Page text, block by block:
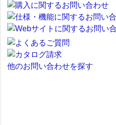
他のお問い合わせを探す